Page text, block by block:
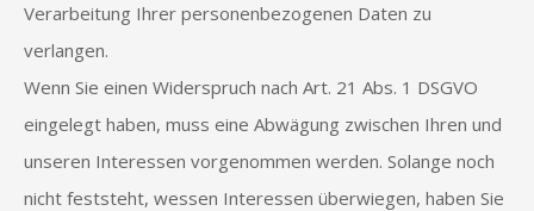
Verarbeitung Ihrer personenbezogenen Daten zu
verlangen.
Wenn Sie einen Widerspruch nach Art. 21 Abs. 1 DSGVO
eingelegt haben, muss eine Abwägung zwischen Ihren und
unseren Interessen vorgenommen werden. Solange noch
nicht feststeht, wessen Interessen überwiegen, haben Sie